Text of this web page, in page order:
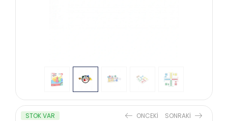
STOK VAR ONCEKI SONRAKI